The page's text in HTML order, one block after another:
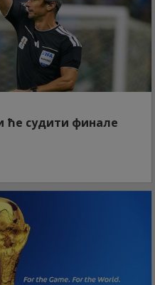
ће судити финале